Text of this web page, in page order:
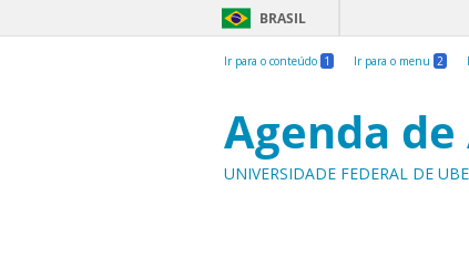
BRASIL
Ir para o conteúdo 1 Ir para o menu 2
Agenda
UNIVERSIDADE FEDERAL DE